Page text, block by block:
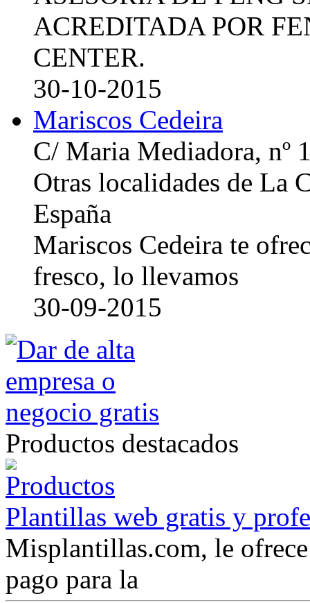
ACREDITADA POR
CENTER.
30-10-2015
Mariscos Cedeira
C/ Maria Mediadora, nº
Otras localidades de La
España
Mariscos Cedeira te
fresco, lo llevamos
30-09-2015
Productos destacados
Plantillas web gratis y
Misplantillas.com, le
pago para la